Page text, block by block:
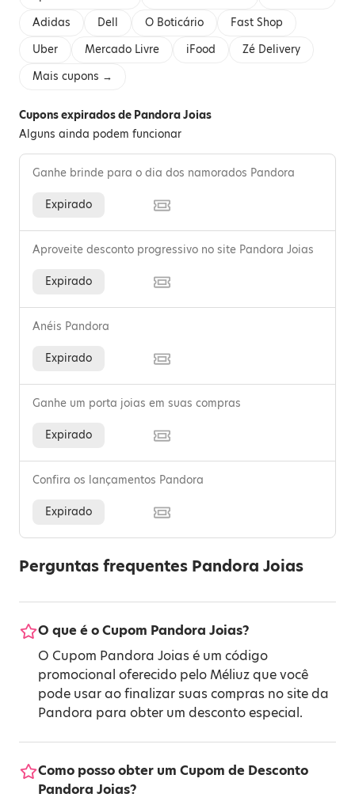
Adidas
Dell O Boticário
Fast Shop
Uber
Mercado Livre iFood
Zé Delivery
Mais cupons →
Cupons expirados de Pandora Joias
Alguns ainda podem funcionar
Ganhe brinde para o dia dos namorados Pandora
Expirado
Aproveite desconto progressivo no site Pandora Joias
Expirado
Anéis Pandora
Expirado
Ganhe um porta joias em suas compras
Expirado
Confira os lançamentos Pandora
Expirado
Perguntas frequentes Pandora Joias
O que é o Cupom Pandora Joias?
O Cupom Pandora Joias é um código
promocional oferecido pelo Méliuz que você
pode usar ao finalizar suas compras no site da
Pandora para obter um desconto especial.
Como posso obter um Cupom de Desconto
Pandora Joias?